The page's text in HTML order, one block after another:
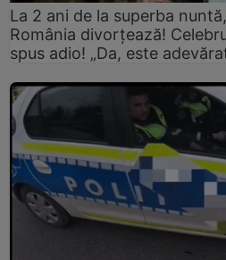
La 2 ani de la superba
România divorțează!
spus adio! „Da, este